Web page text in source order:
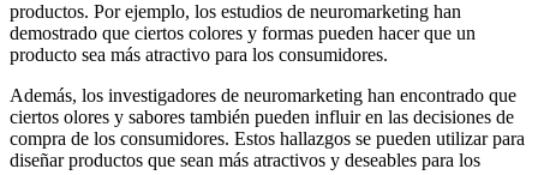
productos. Por ejemplo, los estudios de neuromarketing han
demostrado que ciertos colores y formas pueden hacer que un
producto sea más atractivo para los consumidores.
Además, los investigadores de neuromarketing han encontrado que
ciertos olores y sabores también pueden influir en las decisiones de
compra de los consumidores. Estos hallazgos se pueden utilizar para
diseñar productos que sean más atractivos y deseables para los